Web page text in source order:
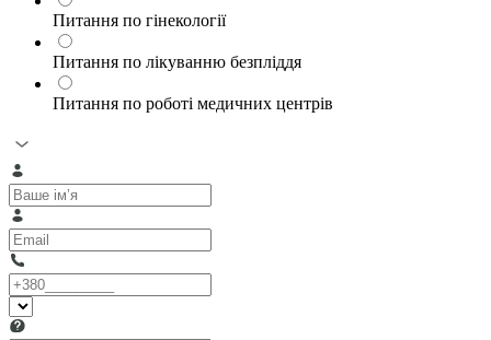
Питання по гінекології
Питання по лікуванню безпліддя
Питання по роботі медичних центрів